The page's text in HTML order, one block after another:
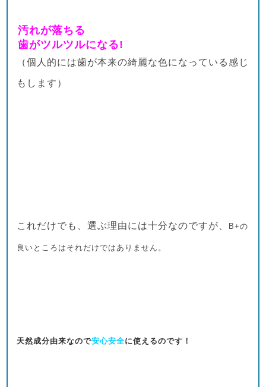
汚れが落ちる
歯がツルツルになる!
（個人的には歯が本来の綺麗な色になっている感じ
もします）
これだけでも、選ぶ理由には十分なのですが、 B+の
良いところはそれだけではありません。
天然成分由来なので安心安全に使えるのです！